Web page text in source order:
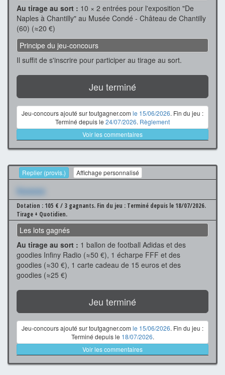
Au tirage au sort : 10 × 2 entrées pour l'exposition "De
Naples à Chantilly" au Musée Condé - Château de Chantilly
(60) (≈20 €)
Principe du jeu-concours
Il suffit de s'inscrire pour participer au tirage au sort.
Jeu terminé
Jeu-concours ajouté sur toutgagner.com le 15/06/2026. Fin du jeu :
Terminé depuis le 24/07/2026. Règlement
Voir les commentaires
Replier (provis.) Affichage personnalisé
Xxxxxxx
Dotation : 105 € / 3 gagnants. Fin du jeu : Terminé depuis le 18/07/2026.
Tirage + Quotidien.
Les lots gagnés
Au tirage au sort : 1 ballon de football Adidas et des
goodies Infiny Radio (≈50 €), 1 écharpe FFF et des
goodies (≈30 €), 1 carte cadeau de 15 euros et des
goodies (≈25 €)
Jeu terminé
Jeu-concours ajouté sur toutgagner.com le 15/06/2026. Fin du jeu :
Terminé depuis le 18/07/2026.
Voir les commentaires